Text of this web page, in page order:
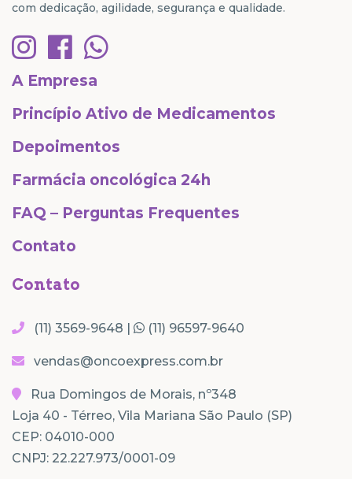
com dedicação, agilidade, segurança e qualidade.
A Empresa
Princípio Ativo de Medicamentos
Depoimentos
Farmácia oncológica 24h
FAQ – Perguntas Frequentes
Contato
Contato
(11) 3569-9648 | (11) 96597-9640
vendas@oncoexpress.com.br
Rua Domingos de Morais, nº348
Loja 40 - Térreo, Vila Mariana São Paulo (SP)
CEP: 04010-000
CNPJ: 22.227.973/0001-09